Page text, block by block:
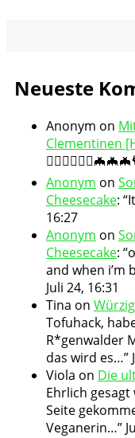
Neueste
Anonym on
Clementinen
Anonym on
Cheesecake: “
16:27
Anonym on
Cheesecake: “
and when i’m
Juli 24, 16:31
Tina on
Tofuhack,
R*genwalder
das wird es…”
Viola on Die
Ehrlich
Seite
Veganerin…”